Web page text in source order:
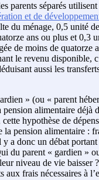
parents séparés
et de
du ménage, 0,5 unité
ans ou plus et 0,3
de moins de quatorze
le revenu disponible,
aussi les
» (ou « parent
alimentaire déjà
hypothèse de
pension alimentaire :
a donc un débat
du parent « gardien »
niveau de vie baisser
frais nécessaires à